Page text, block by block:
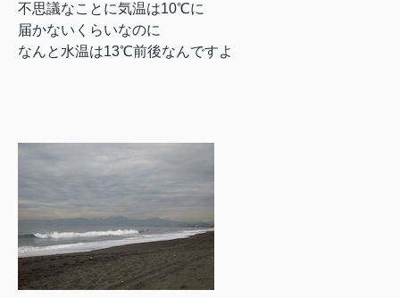
不思議なことに気温は10℃に
届かないくらいなのに
なんと水温は13℃前後なんですよ